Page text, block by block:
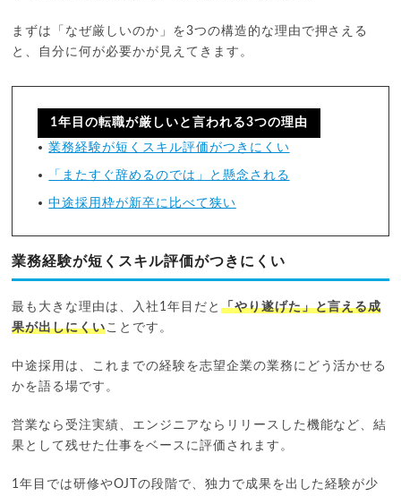
まずは「なぜ厳しいのか」を3つの構造的な理由で押さえる
と、自分に何が必要かが見えてきます。
1年目の転職が厳しいと言われる3つの理由
業務経験が短くスキル評価がつきにくい
「またすぐ辞めるのでは」と懸念される
中途採用枠が新卒に比べて狭い
業務経験が短くスキル評価がつきにくい
最も大きな理由は、入社1年目だと 「やり遂げた」と言える成
果が出しにくいことです。
中途採用は、これまでの経験を志望企業の業務にどう活かせる
かを語る場です。
営業なら受注実績、エンジニアならリリースした機能など、結
果として残せた仕事をベースに評価されます。
1年目では研修やOJTの段階で、独力で成果を出した経験が少